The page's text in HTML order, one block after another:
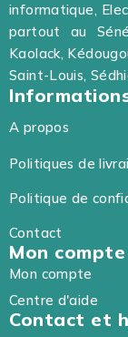
informatique,
partout au
Kaolack,
Saint-Louis,
A propos
Politiques de
Politique de
Contact
Mon compte
Mon compte
Centre d'aide
Contact et